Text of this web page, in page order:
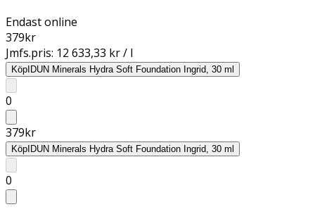
Endast online
379kr
Jmfs.pris: 12 633,33 kr / l
KöpIDUN Minerals Hydra Soft Foundation Ingrid, 30 ml
0
379kr
KöpIDUN Minerals Hydra Soft Foundation Ingrid, 30 ml
0